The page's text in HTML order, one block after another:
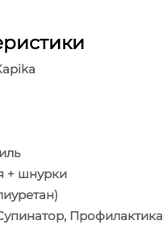
+ шнурки
Профилактика